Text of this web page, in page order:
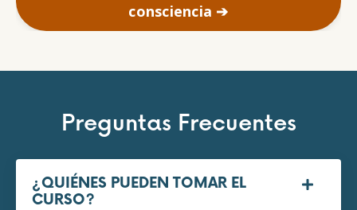
consciencia ➔
Preguntas Frecuentes
¿QUIÉNES PUEDEN TOMAR EL
CURSO?